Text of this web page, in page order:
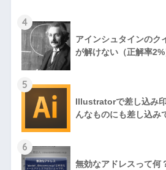
4
アインシュタインのク
が解けない（正解率
5
Illustratorで差し込み
んなものにも差し込み
6
無効なアドレスって何